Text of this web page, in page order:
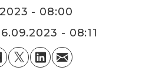
- 08:00
26.09.2023 - 08:11